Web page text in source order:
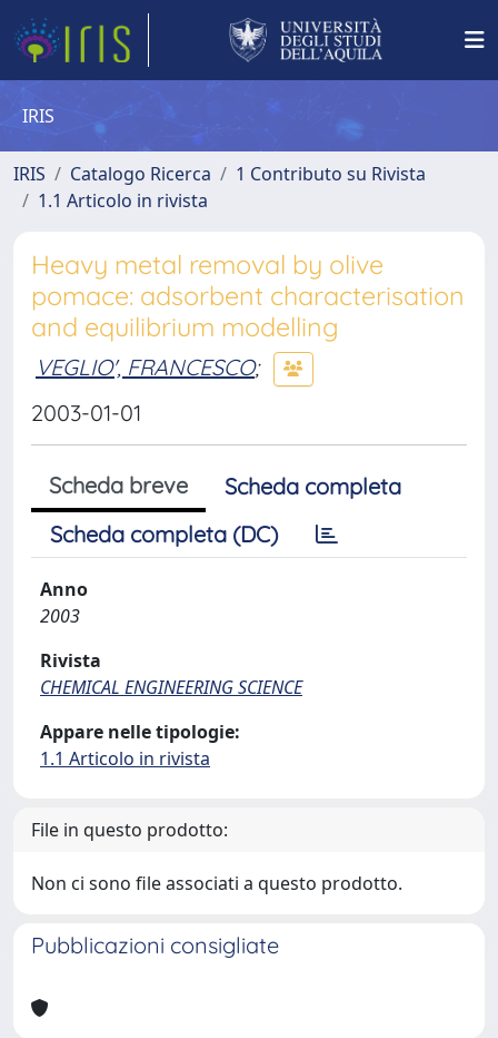
IRIS
IRIS Catalogo Ricerca
1 Contributo su Rivista
1.1 Articolo in rivista
Heavy metal removal by olive
pomace: adsorbent characterisation
and equilibrium modelling
VEGLIO', FRANCESCO;
2003-01-01
Scheda breve
Scheda completa
Scheda completa (DC)
Anno
2003
Rivista
CHEMICAL ENGINEERING SCIENCE
Appare nelle tipologie:
1.1 Articolo in rivista
File in questo prodotto:
Non ci sono file associati a questo prodotto.
Pubblicazioni consigliate